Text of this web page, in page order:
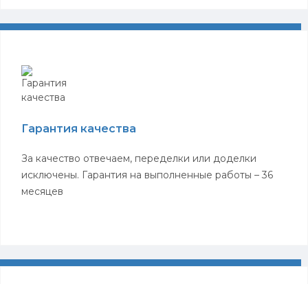
Гарантия качества
За качество отвечаем, переделки или доделки
исключены. Гарантия на выполненные работы – 36
месяцев